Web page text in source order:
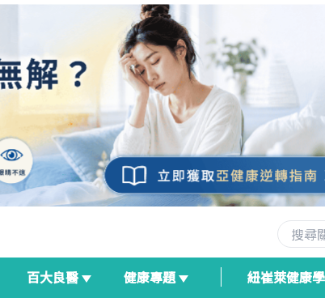
百大良醫 健康專題 紐崔萊健康